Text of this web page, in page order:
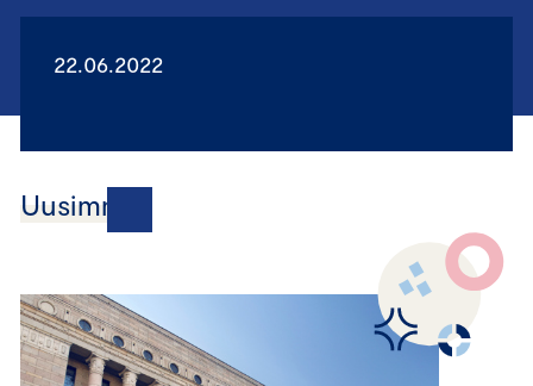
22.06.2022
Uusimmat